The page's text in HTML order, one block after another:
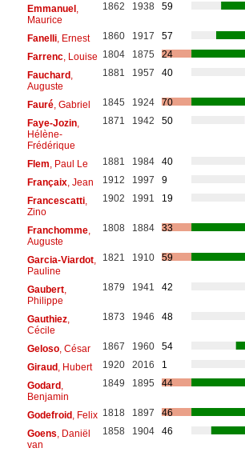
Emmanuel,
Maurice
1862 1938 59
Fanelli, Ernest 1860 1917
57
Farrenc, Louise 1804 1875
24
Fauchard,
Auguste
1881 1957 40
Fauré, Gabriel 1845 1924
70
Faye-Jozin,
Hélène-
Frédérique
1871 1942 50
Flem , Paul Le 1881 1984
40
Françaix, Jean 1912 1997
9
Francescatti,
Zino
1902 1991 19
Franchomme,
Auguste
1808 1884 33
Garcia-Viardot,
Pauline
1821 1910 59
Gaubert,
Philippe
1879 1941 42
Gauthiez,
Cécile
1873 1946 48
Geloso, César 1867 1960
54
Giraud, Hubert 1920 2016
1
Godard,
Benjamin
1849 1895 44
Godefroid, Felix 1818 1897
46
Goens , Daniël
van
1858 1904 46